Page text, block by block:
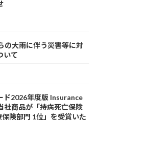
の大雨に伴う災害等に対
いて
ド2026年度版 Insurance
社商品が「持病死亡保険
険部門 1位」を受賞いた